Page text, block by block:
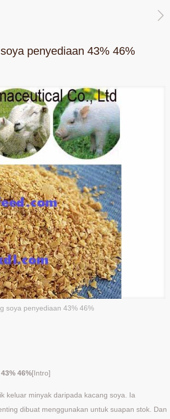
penyediaan 43% 46%
soya penyediaan 43% 46%
46%[Intro]
keluar minyak daripada kacang soya. Ia
dibuat menggunakan untuk suapan stok. Dan